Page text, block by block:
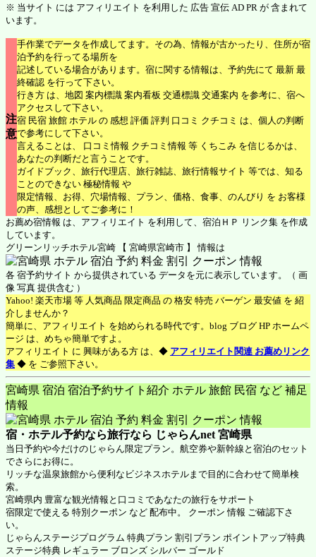
※ 当サイト には アフィリエイト を利用した 広告 宣伝 AD PR が 含まれて
います。
注
意
手作業でデータを作成してます。その為、情報が古かったり、住所が宿
泊予約を行ってる場所を
記述している場合があります。宿に関する情報は、予約先にて 最新 最
終確認 を行って下さい。
行き方 は、地図 案内標識 案内看板 交通標識 交通案内 を参考に、宿へ
アクセスして下さい。
宿 民宿 旅館 ホテル の 感想 評価 評判 口コミ クチコミ は、個人の判断
で参考にして下さい。
言えることは、 口コミ情報 クチコミ情報 等 くちこみ を信じるかは、
あなたの判断だと言うことです。
ガイドブック、旅行代理店、旅行雑誌、旅行情報サイト 等では、知る
ことのできない 極秘情報 や
限定情報、お得、穴場情報、プラン、価格、食事、のんびり を お客様
の声、感想としてご参考に！
お薦め宿情報 は、アフィリエイト を利用して、宿泊ＨＰ リンク集 を作成
しています。
グリーンリッチホテル宮崎 【 宮崎県宮崎市 】 情報は
各 宿予約サイト から提供されている データを元に表示しています。（ 画
像 写真 提供含む ）
Yahoo! 楽天市場 等 人気商品 限定商品 の 格安 特売 バーゲン 最安値 を 紹
介しませんか？
簡単に、アフィリエイト を始められる時代です。blog ブログ HP ホームペ
ージ は、めちゃ簡単ですよ。
アフィリエイト に 興味がある方 は、◆ アフィリエイト関連 お薦めリンク
集 ◆ を ご参照下さい。
宮崎県 宿泊 宿泊予約サイト紹介 ホテル 旅館 民宿 など 補足
情報
宿・ホテル予約なら旅行なら じゃらんnet 宮崎県
当日予約や今だけのじゃらん限定プラン。航空券や新幹線と宿泊のセット
でさらにお得に。
リッチな温泉旅館から便利なビジネスホテルまで目的に合わせて簡単検
索。
宮崎県内 豊富な観光情報と口コミであなたの旅行をサポート
宿限定で使える 特別クーポン など 配布中。 クーポン 情報 ご確認下さ
い。
じゃらんステージプログラム 特典プラン 割引プラン ポイントアップ特典
ステージ特典 レギュラー ブロンズ シルバー ゴールド